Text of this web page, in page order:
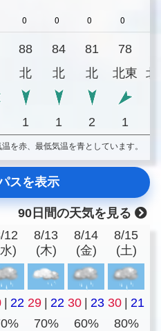
88 84 81 78
北 北 北 北東 北
1 1 2 1
を赤、最低気温を青としています。
スを表示
90日間の天気を見る
12
)
8/13
(木)
8/14
(金)
8/15
(土)
| 22 29 | 22 30 | 23 30 | 21
70% 60% 80%